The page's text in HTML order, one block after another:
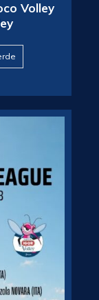
Volley